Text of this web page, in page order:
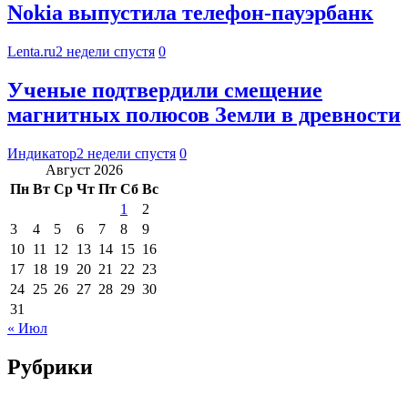
Nokia выпустила телефон-пауэрбанк
Lenta.ru2 недели спустя 0
Ученые подтвердили смещение
магнитных полюсов Земли в древности
Индикатор2 недели спустя 0
Август 2026
Пн Вт Ср Чт Пт Сб Вс
1
2
3
4 5 6 7 8
9
10 11 12 13 14 15 16
17 18 19 20 21 22 23
24 25 26 27 28 29 30
31
« Июл
Рубрики